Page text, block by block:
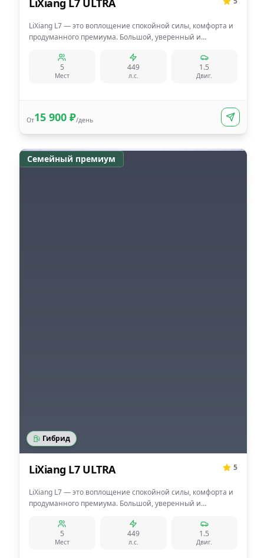
LiXiang L7 — это воплощение спокойной силы, комфорта и
продуманного премиума. Большой, уверенный и
тишину в салоне, плавность хода и ощущение полного
контроля за рулём.
5
Мест
449
л.с.
1.5
Двиг.
От15 900 ₽/день
Семейный премиум
Гибрид
LiXiang L7 ULTRA 5
LiXiang L7 — это воплощение спокойной силы, комфорта и
продуманного премиума. Большой, уверенный и
тишину в салоне, плавность хода и ощущение полного
контроля за рулём
5
Мест
449
л.с.
1.5
Двиг.